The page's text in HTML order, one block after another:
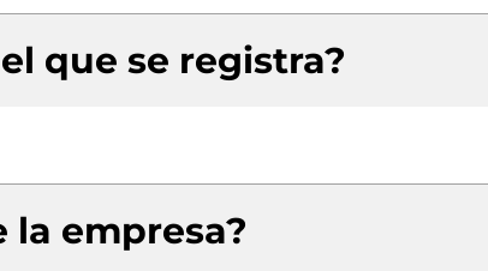
que se registra?
la empresa?